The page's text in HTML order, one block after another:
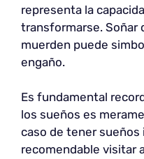
representa la
transformarse. Soñar
muerden puede
engaño.
Es fundamental
los sueños es
caso de tener
recomendable visitar